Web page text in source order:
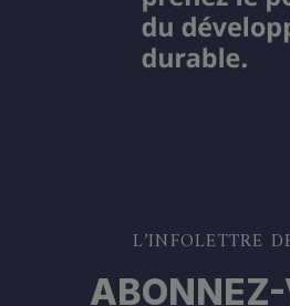
L’INFOLETTRE